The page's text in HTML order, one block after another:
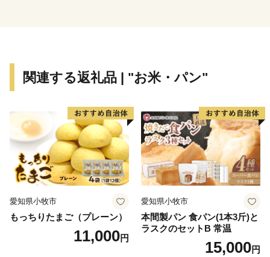
関連する返礼品 | "お米・パン"
愛知県小牧市
もっちりたまご（プレーン）
11,000円
愛知県小牧市
本間製パン 食パン(1本3斤)と
ラスクのセットB 常温
15,000円